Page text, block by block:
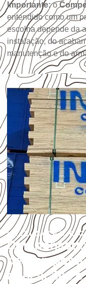
Importante:o
entendido como um
escolha depende da
instalação, do
manutenção e do
UTILIZAÇÃO E
de
aplicações e